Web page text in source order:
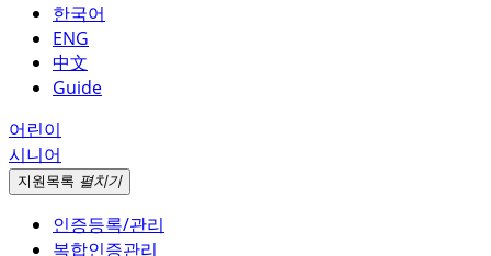
한국어
ENG
中文
Guide
어린이
시니어
지원 목록 펼치기
인증등록/관리
복합인증관리